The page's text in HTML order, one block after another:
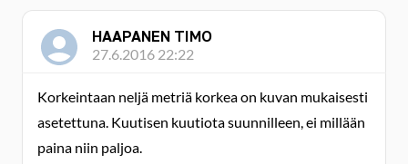
HAAPANEN TIMO
27.6.2016 22:22
Korkeintaan neljä metriä korkea on kuvan mukaisesti
asetettuna. Kuutisen kuutiota suunnilleen, ei millään
paina niin paljoa.